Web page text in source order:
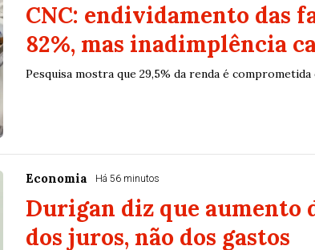
CNC: endividamento das
82%, mas inadimplência
Pesquisa mostra que 29,5% da renda é comprometida
Economia Há 56 minutos
Durigan diz que aumento
dos juros, não dos gastos